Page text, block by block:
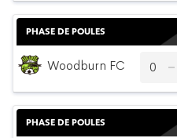
PHASE DE POULES
Woodburn FC 0
PHASE DE POULES